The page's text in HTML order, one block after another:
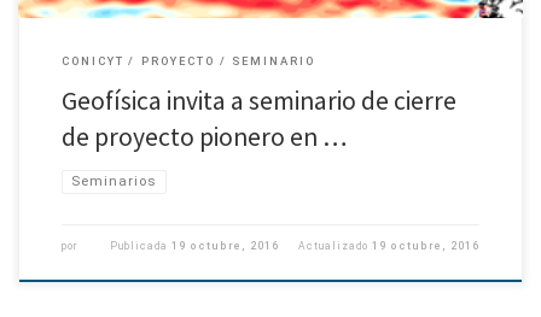
CONICYT PROYECTO SEMINARIO
Geofísica invita a seminario de cierre
de proyecto pionero en …
Seminarios
por Publicada19 octubre, 2016 Actualizado19 octubre, 2016